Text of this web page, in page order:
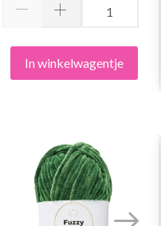
In winkelwagentje